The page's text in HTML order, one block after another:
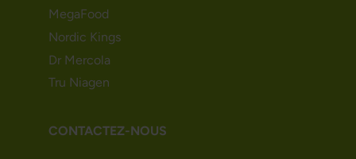
MegaFood
Nordic Kings
Dr Mercola
Tru Niagen
CONTACTEZ-NOUS